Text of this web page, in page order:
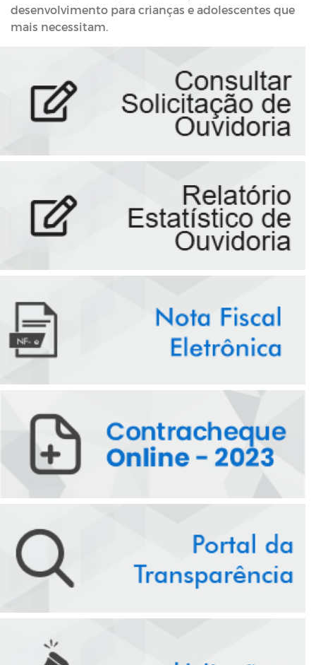
desenvolvimento para crianças e adolescentes que
mais necessitam.